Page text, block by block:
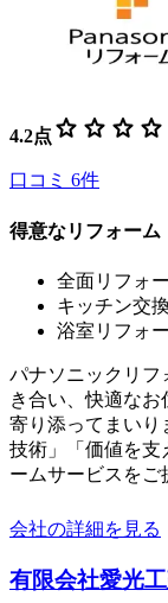
4.2点 star star star star
口コミ 6件
得意なリフォーム
全面リフォ
キッチン交
浴室リフォ
パナソニックリフ
き合い、快適なお
寄り添ってまいり
技術」「価値を支
ームサービスをご
会社の詳細を見る
有限会社愛光